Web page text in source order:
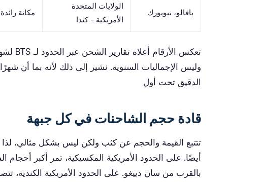
بافالو، نيويورك
الولايات المتحدة
الأمريكية - كندا
مكانة
وليس الإجماليات السنوية. نشير إلى ذلك لأنه بما أن
الدقيق تحت أول
قادة حجم الشاحنات في كل جبهة
تتتبع القيمة والحجم عن كثب ولكن ليس بشكل مثالي، لذا
أيضًا. على الحدود الأمريكية المكسيكية، تمر أكبر أحجام
بالقرب من سان دييغو. على الحدود الأمريكية الكندية،